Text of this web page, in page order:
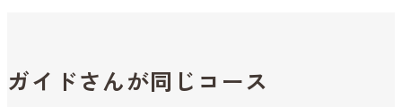
ガイドさんが同じコース